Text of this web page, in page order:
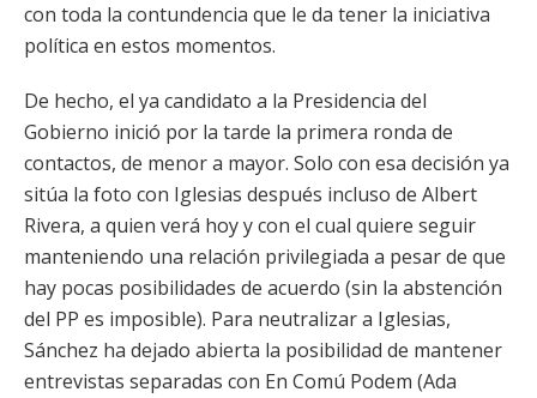
con toda la contundencia que le da tener la iniciativa
política en estos momentos.
De hecho, el ya candidato a la Presidencia del
Gobierno inició por la tarde la primera ronda de
contactos, de menor a mayor. Solo con esa decisión ya
sitúa la foto con Iglesias después incluso de Albert
Rivera, a quien verá hoy y con el cual quiere seguir
manteniendo una relación privilegiada a pesar de que
hay pocas posibilidades de acuerdo (sin la abstención
del PP es imposible). Para neutralizar a Iglesias,
Sánchez ha dejado abierta la posibilidad de mantener
entrevistas separadas con En Comú Podem (Ada